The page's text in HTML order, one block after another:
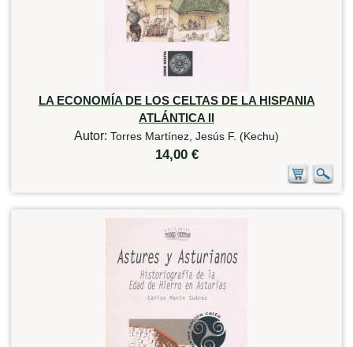
LA ECONOMÍA DE LOS CELTAS DE LA HISPANIA
ATLÁNTICA II
Autor: Torres Martínez, Jesús F. (Kechu)
14,00 €